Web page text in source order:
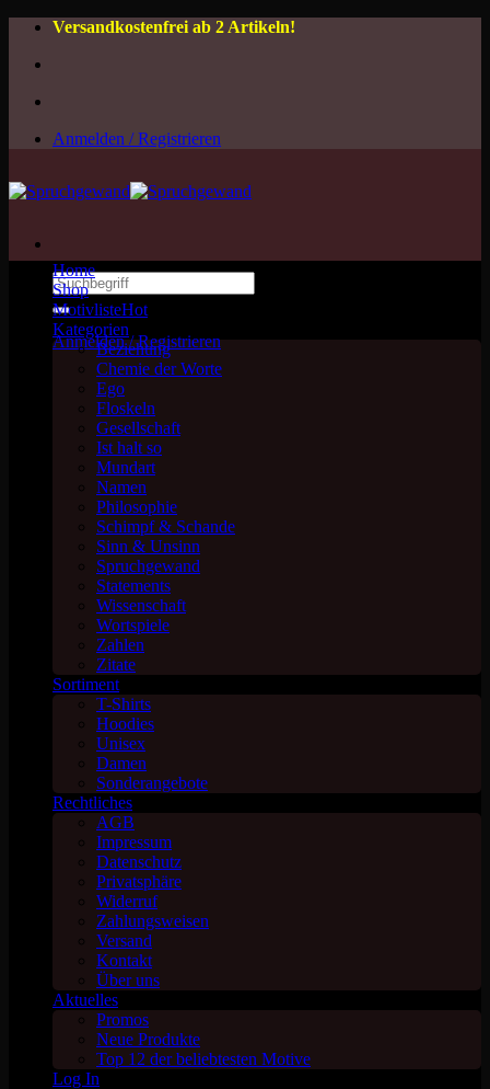
Zum
springen
Versandkostenfrei ab 2 Artikeln!
Anmelden / Registrieren
Suchen
nach:
Anmelden / Registrieren
Home
Shop
Motivliste
Kategorien
Beziehung
Chemie der Worte
Ego
Floskeln
Gesellschaft
Ist halt so
Mundart
Namen
Philosophie
Schimpf & Schande
Sinn & Unsinn
Spruchgewand
Statements
Wissenschaft
Wortspiele
Zahlen
Zitate
Sortiment
T-Shirts
Hoodies
Unisex
Damen
Sonderangebote
Rechtliches
AGB
Impressum
Datenschutz
Privatsphäre
Widerruf
Zahlungsweisen
Versand
Kontakt
Über uns
Aktuelles
Promos
Neue Produkte
Top 12 der beliebtesten Motive
Log In